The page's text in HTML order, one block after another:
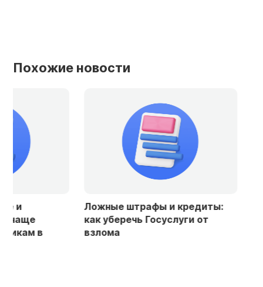
Похожие новости
Ложные штрафы и кредиты:
как уберечь Госуслуги от
взлома
Юрист
если